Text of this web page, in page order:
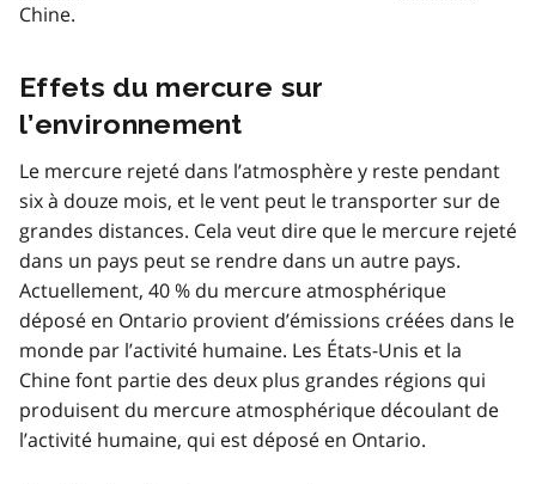
Chine.
Effets du mercure sur
l’environnement
Le mercure rejeté dans l’atmosphère y reste pendant
six à douze mois, et le vent peut le transporter sur de
grandes distances. Cela veut dire que le mercure rejeté
dans un pays peut se rendre dans un autre pays.
Actuellement, 40 % du mercure atmosphérique
déposé en Ontario provient d’émissions créées dans le
monde par l’activité humaine. Les États-Unis et la
Chine font partie des deux plus grandes régions qui
produisent du mercure atmosphérique découlant de
l’activité humaine, qui est déposé en Ontario.